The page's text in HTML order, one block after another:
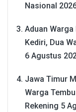
Nasional
Aduan
Kediri, Dua
6 Agustus
Jawa Timur
Warga
Rekening 5